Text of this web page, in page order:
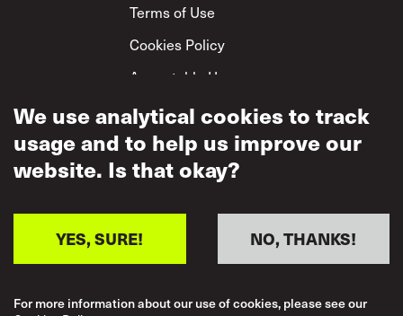
Terms of Use
Cookies Policy
Acceptable Use
Privacy Policy
Mutual Respect
Policy
We use analytical cookies to track
usage and to help us improve our
website. Is that okay?
NO, THANKS!
YES, SURE!
For more information about our use of cookies, please see our